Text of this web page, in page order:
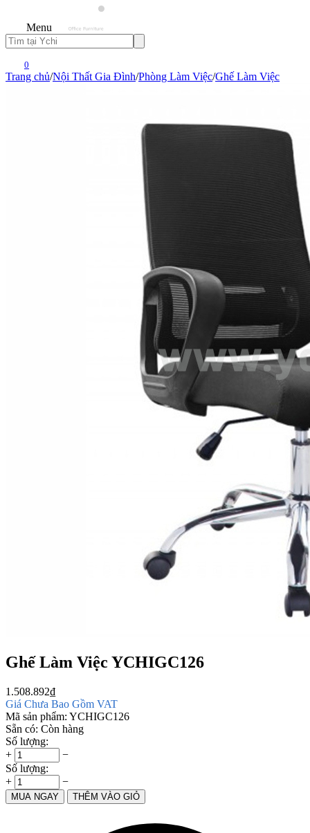
Menu
0
Trang chủ/Nội Thất Gia Đình/Phòng Làm Việc/Ghế Làm Việc
Ghế Làm Việc YCHIGC126
1.508.892₫
Giá Chưa Bao Gồm VAT
Mã sản phẩm: YCHIGC126
Sẵn có: Còn hàng
Số lượng:
+
−
Số lượng:
+
−
MUA NGAY THÊM VÀO GIỎ